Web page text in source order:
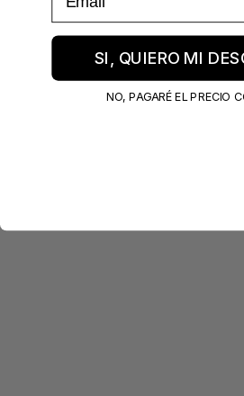
SI, QUIERO MI
NO, PAGARÉ EL PRECIO